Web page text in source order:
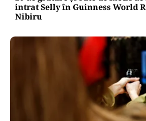
intrat Selly în Guinness World
Nibiru